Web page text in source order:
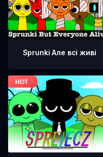
Sprunki Але всі живі